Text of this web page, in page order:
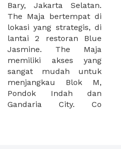
Bary, Jakarta Selatan.
The Maja bertempat di
lokasi yang strategis, di
lantai 2 restoran Blue
Jasmine. The Maja
memiliki akses yang
sangat mudah untuk
menjangkau Blok M,
Pondok Indah dan
Gandaria City. Co
startup, mulai dari
workshop hingga panel
diskusi. Menjadikan The
Maja co working space
yang terkenal untuk
startup di daerah
Kebayoran Baru,